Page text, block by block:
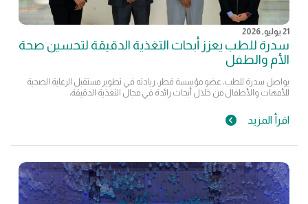
21 يوليو, 2026
سدرة للطب يعزز أبحاث التغذية الدقيقة لتحسين صحة
الأم والطفل
يواصل سدرة للطب، عضو مؤسسة قطر، ريادته في تطوير مستقبل الرعاية الصحية
للأمهات والأطفال من خلال أبحاث رائدة في مجال التغذية الدقيقة،
اقرأ المزيد